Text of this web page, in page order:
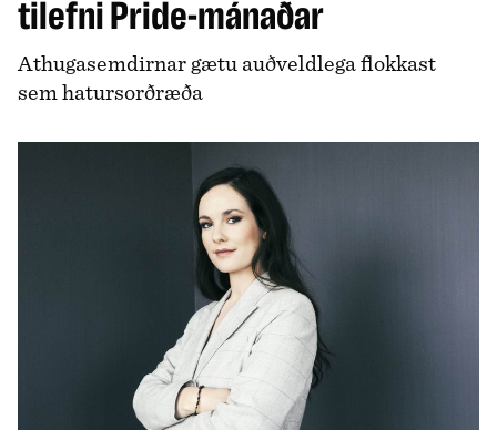
tilefni Pride-mánaðar
Athugasemdirnar gætu auðveldlega flokkast
sem hatursorðræða